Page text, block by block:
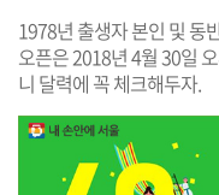
1978년 출생자 본인 및 동
오픈은 2018년 4월 30일
니 달력에 꼭 체크해두자.